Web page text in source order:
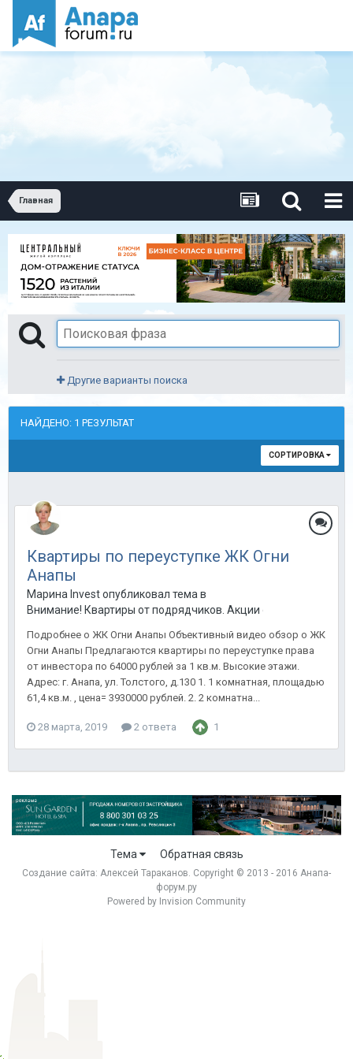
Главная
Другие варианты поиска
НАЙДЕНО: 1 РЕЗУЛЬТАТ
СОРТИРОВКА
Квартиры по переуступке ЖК Огни
Анапы
Марина Invest опубликовал тема в
Внимание! Квартиры от подрядчиков. Акции от
Подробнее о ЖК Огни Анапы Объективный видео обзор о ЖК
Огни Анапы Предлагаются квартиры по переуступке права
от инвестора по 64000 рублей за 1 кв.м. Высокие этажи.
Адрес: г. Анапа, ул. Толстого, д.130 1. 1 комнатная, площадью
61,4 кв.м. , цена= 3930000 рублей. 2. 2 комнатна...
28 марта, 2019 2 ответа 1
Тема Обратная связь
Создание сайта: Алексей Тараканов. Copyright © 2013 - 2016 Анапа-
форум.ру
Powered by Invision Community